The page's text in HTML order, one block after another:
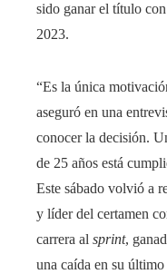
sido ganar el título
2023.
“Es la única
aseguró en una
conocer la decisión.
de 25 años está
Este sábado volvió a
y líder del certamen
carrera al sprint,
una caída en su